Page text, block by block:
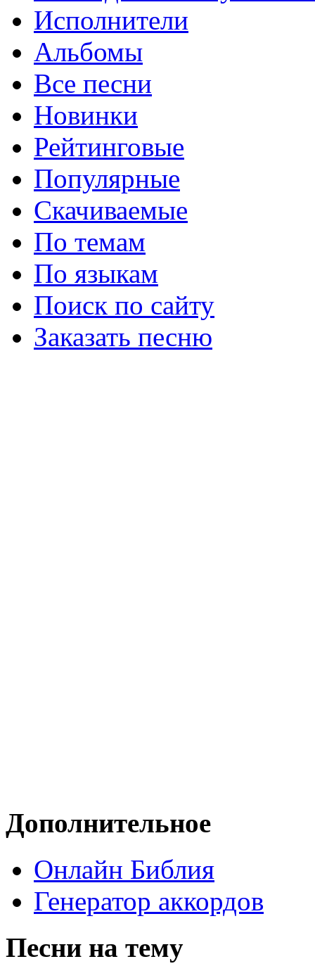
Исполнители
Альбомы
Все песни
Новинки
Рейтинговые
Популярные
Скачиваемые
По темам
По языкам
Поиск по сайту
Заказать песню
Дополнительное
Онлайн Библия
Генератор аккордов
Песни на тему